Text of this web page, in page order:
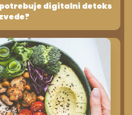
digitalni detoks